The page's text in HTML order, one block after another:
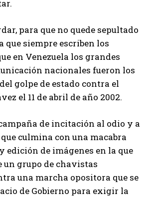
para que no quede sepultado
que siempre escriben los
en Venezuela los grandes
nacionales fueron los
golpe de estado contra el
el 11 de abril de año 2002.
de incitación al odio y a
culmina con una macabra
edición de imágenes en la que
un grupo de chavistas
una marcha opositora que se
de Gobierno para exigir la